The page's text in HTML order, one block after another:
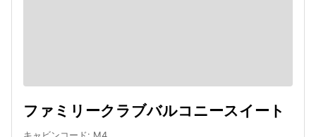
ファミリークラブバルコニースイート